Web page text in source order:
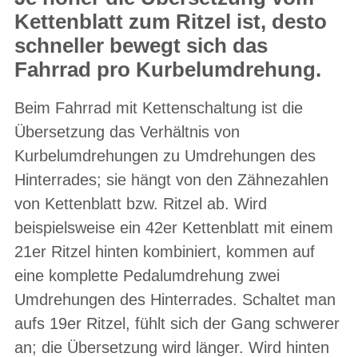
Kettenblatt zum Ritzel ist, desto
schneller bewegt sich das
Fahrrad pro Kurbelumdrehung.
Beim Fahrrad mit Kettenschaltung ist die
Übersetzung das Verhältnis von
Kurbelumdrehungen zu Umdrehungen des
Hinterrades; sie hängt von den Zähnezahlen
von Kettenblatt bzw. Ritzel ab. Wird
beispielsweise ein 42er Kettenblatt mit einem
21er Ritzel hinten kombiniert, kommen auf
eine komplette Pedalumdrehung zwei
Umdrehungen des Hinterrades. Schaltet man
aufs 19er Ritzel, fühlt sich der Gang schwerer
an; die Übersetzung wird länger. Wird hinten